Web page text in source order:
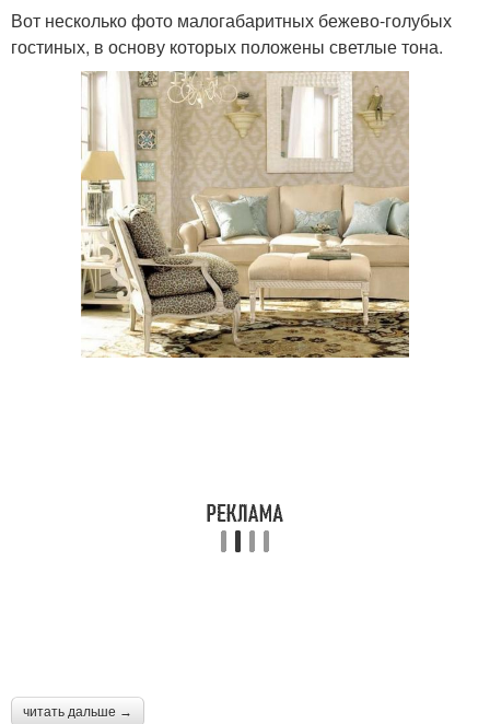
Вот несколько фото малогабаритных бежево-голубых
гостиных, в основу которых положены светлые тона.
читать дальше →